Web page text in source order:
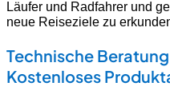
Läufer und Radfahrer und
neue Reiseziele zu
Technische Beratung
Kostenloses